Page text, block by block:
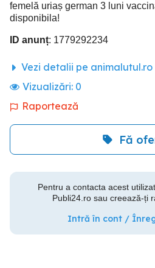
femelă uriaș german 3 luni
disponibila!
ID anunț: 1779292234
Vezi detalii pe animalutul.ro
Vizualizări: 0
Raportează
Fă
Pentru a contacta acest
Publi24.ro sau creează-ți
Intră în cont /